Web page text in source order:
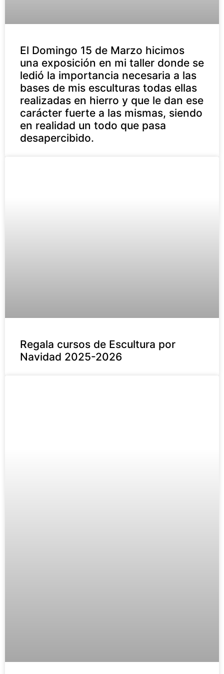
El Domingo 15 de Marzo hicimos
una exposición en mi taller donde se
ledió la importancia necesaria a las
bases de mis esculturas todas ellas
realizadas en hierro y que le dan ese
carácter fuerte a las mismas, siendo
en realidad un todo que pasa
desapercibido.
Regala cursos de Escultura por
Navidad 2025-2026